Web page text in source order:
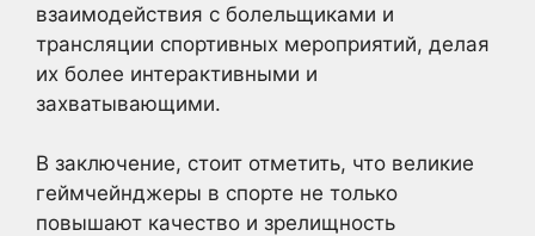
взаимодействия с болельщиками и
трансляции спортивных мероприятий, делая
их более интерактивными и
захватывающими.
В заключение, стоит отметить, что великие
геймчейнджеры в спорте не только
повышают качество и зрелищность